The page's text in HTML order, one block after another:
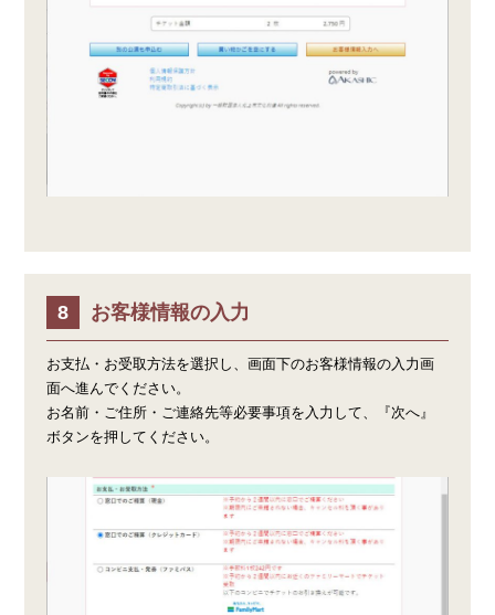
お客様情報の入力
お支払・お受取方法を選択し、画面下のお客様情報の入力画
面へ進んでください。
お名前・ご住所・ご連絡先等必要事項を入力して、『次へ』
ボタンを押してください。